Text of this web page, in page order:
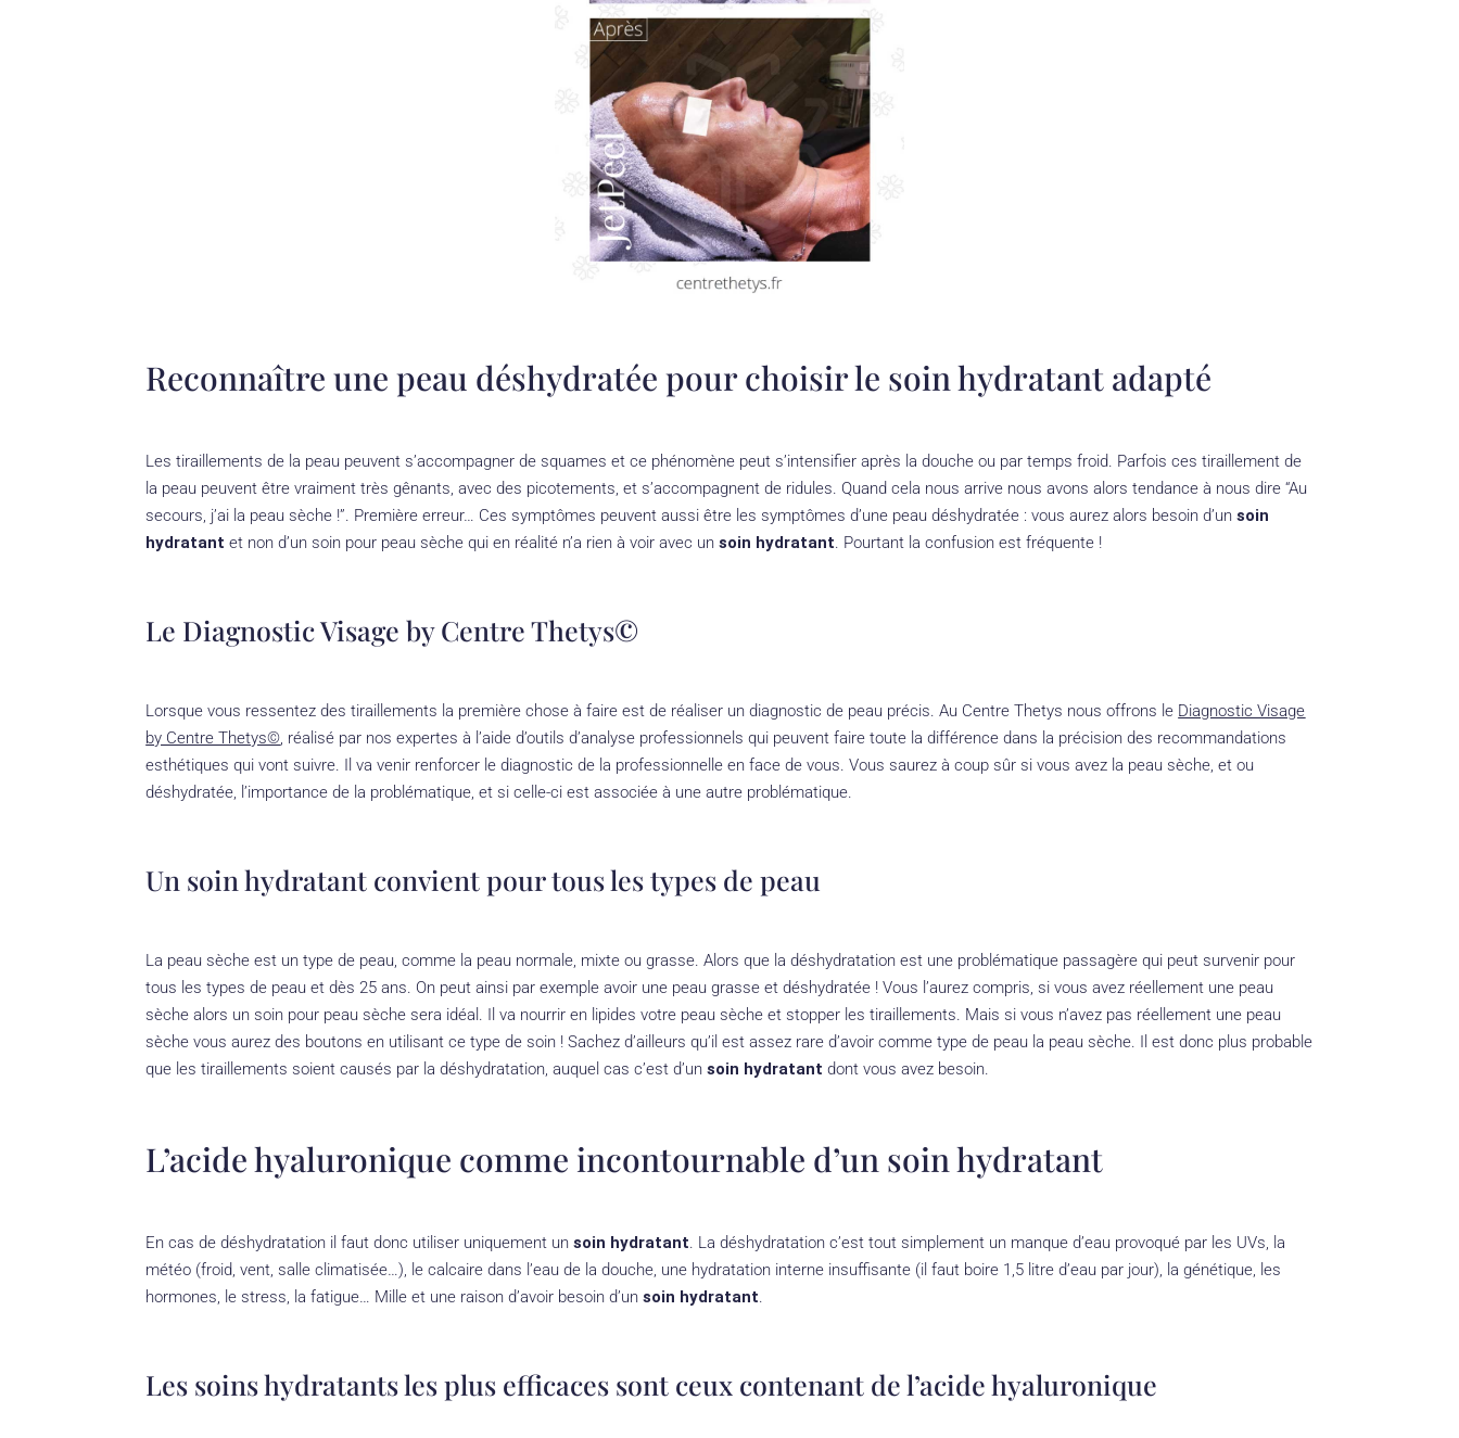
Reconnaître une peau déshydratée pour choisir le soin hydratant adapté
Les tiraillements de la peau peuvent s’accompagner de squames et ce phénomène peut s’intensifier après la douche ou par temps froid. Parfois ces tiraillement de
la peau peuvent être vraiment très gênants, avec des picotements, et s’accompagnent de ridules. Quand cela nous arrive nous avons alors tendance à nous dire “Au
secours, j’ai la peau sèche !”. Première erreur… Ces symptômes peuvent aussi être les symptômes d’une peau déshydratée : vous aurez alors besoin d’unsoin
hydratant et non d’un soin pour peau sèche qui en réalité n’a rien à voir avec unsoin hydratant. Pourtant la confusion est fréquente !
Le Diagnostic Visage by Centre Thetys©
Lorsque vous ressentez des tiraillements la première chose à faire est de réaliser un diagnostic de peau précis. Au Centre Thetys nous offrons le Diagnostic Visage
by Centre Thetys©, réalisé par nos expertes à l’aide d’outils d’analyse professionnels qui peuvent faire toute la différence dans la précision des recommandations
esthétiques qui vont suivre. Il va venir renforcer le diagnostic de la professionnelle en face de vous. Vous saurez à coup sûr si vous avez la peau sèche, et ou
déshydratée, l’importance de la problématique, et si celle-ci est associée à une autre problématique.
Un soin hydratant convient pour tous les types de peau
La peau sèche est un type de peau, comme la peau normale, mixte ou grasse. Alors que la déshydratation est une problématique passagère qui peut survenir pour
tous les types de peau et dès 25 ans. On peut ainsi par exemple avoir une peau grasse et déshydratée ! Vous l’aurez compris, si vous avez réellement une peau
sèche alors un soin pour peau sèche sera idéal. Il va nourrir en lipides votre peau sèche et stopper les tiraillements. Mais si vous n’avez pas réellement une peau
sèche vous aurez des boutons en utilisant ce type de soin ! Sachez d’ailleurs qu’il est assez rare d’avoir comme type de peau la peau sèche. Il est donc plus probable
que les tiraillements soient causés par la déshydratation, auquel cas c’est d’unsoin hydratant dont vous avez besoin.
L’acide hyaluronique comme incontournable d’un soin hydratant
En cas de déshydratation il faut donc utiliser uniquement unsoin hydratant. La déshydratation c’est tout simplement un manque d’eau provoqué par les UVs, la
météo (froid, vent, salle climatisée…), le calcaire dans l’eau de la douche, une hydratation interne insuffisante (il faut boire 1,5 litre d’eau par jour), la génétique, les
hormones, le stress, la fatigue… Mille et une raison d’avoir besoin d’unsoin hydratant.
Les soins hydratants les plus efficaces sont ceux contenant de l’acide hyaluronique